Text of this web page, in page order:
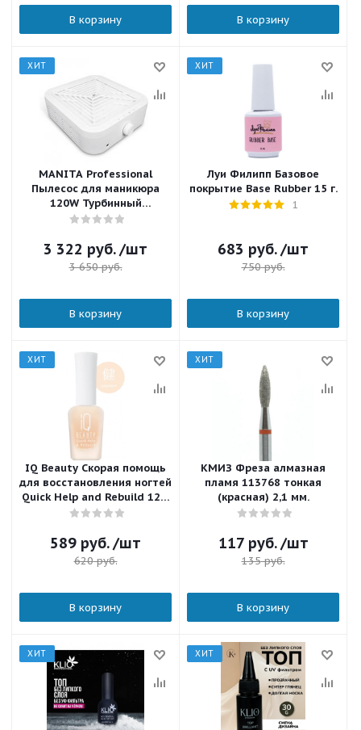
В корзину В корзину
ХИТ
MANITA Professional
Пылесос для маникюра
120W Турбинный
бесщеточный MP501
3 322 руб. /шт
3 650руб.
В корзину
ХИТ
Луи Филипп Базовое
покрытие Base Rubber 15 г.
1
683 руб. /шт
750руб.
В корзину
ХИТ
IQ Beauty Скорая помощь
для восстановления ногтей
Quick Help and Rebuild 12,5
мл.
589 руб. /шт
620руб.
В корзину
ХИТ
КМИЗ Фреза алмазная
пламя 113768 тонкая
(красная) 2,1 мм.
117руб. /шт
135руб.
В корзину
ХИТ ХИТ